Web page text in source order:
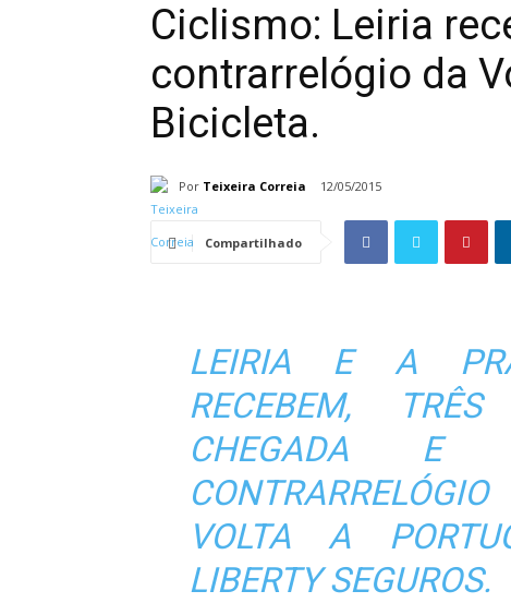
Ciclismo: Leiria
contrarrelógio da
Bicicleta.
Por Teixeira Correia 12/05/2015
Compartilhado
LEIRIA E A
RECEBEM,
CHEGADA E
VOLTA A
LIBERTY SEGUROS.